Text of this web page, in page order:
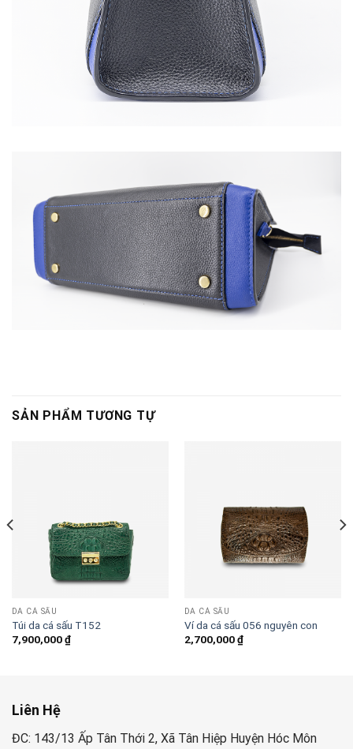
SẢN PHẨM TƯƠNG TỰ
DA CÁ SẤU
Túi da cá sấu T152
7,900,000₫
DA CÁ SẤU
Ví da cá sấu 056 nguyên con
2,700,000₫
Liên Hệ
ĐC: 143/13 Ấp Tân Thới 2, Xã Tân Hiệp Huyện Hóc Môn